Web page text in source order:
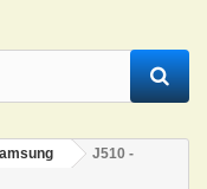
J510 -